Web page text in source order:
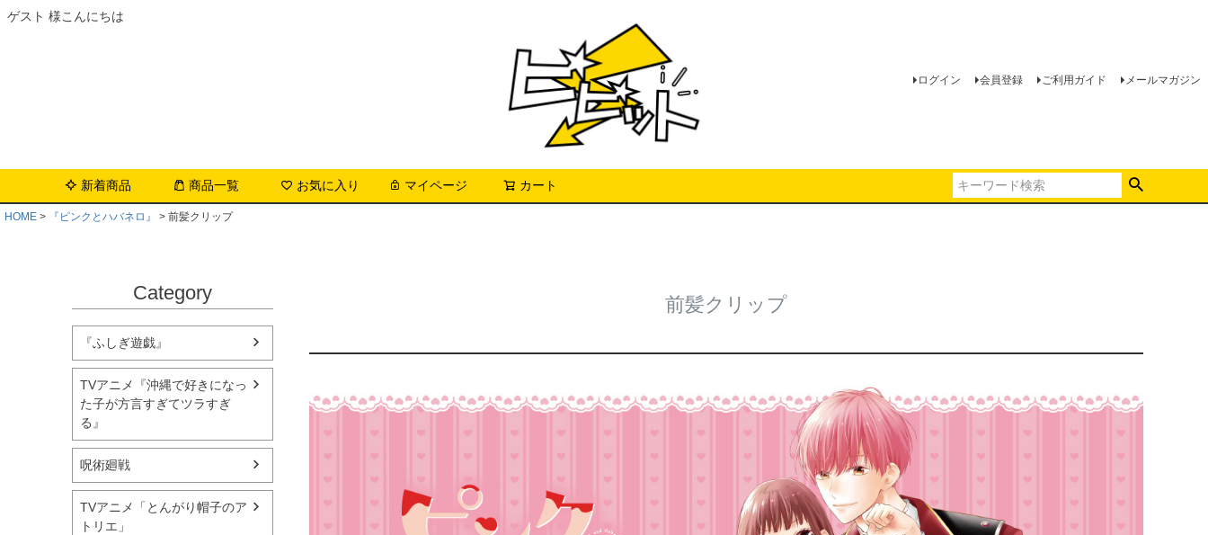
ゲスト 様こんにちは
ログイン 会員登録 ご利用ガイド メールマガジン
新着商品 商品一覧 お気に入り マイページ カート
HOME 『ピンクとハバネロ』 前髪クリップ
Category
『ふしぎ遊戯』
TVアニメ『沖縄で好きになっ
た子が方言すぎてツラすぎ
る』
呪術廻戦
TVアニメ「とんがり帽子のア
トリエ」
前髪クリップ